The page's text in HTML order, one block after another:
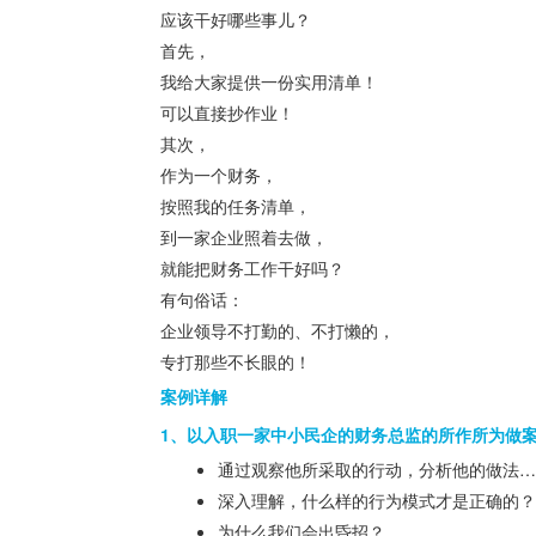
应该干好哪些事儿？
首先，
我给大家提供一份实用清单！
可以直接抄作业！
其次，
作为一个财务，
按照我的任务清单，
到一家企业照着去做，
就能把财务工作干好吗？
有句俗话：
企业领导不打勤的、不打懒的，
专打那些不长眼的！
案例详解
1、以入职一家中小民企的财务总监的所作所为做
通过观察他所采取的行动，分析他的做
深入理解，什么样的行为模式才是正确的？
为什么我们会出昏招？